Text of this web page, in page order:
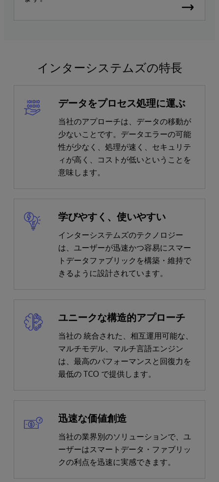
インターシステムズの特長
データをプロセス処理に運ぶ
当社のアプローチは、データの移動が
少ないことです。データエラーの可能
性が少なく、処理が速く、セキュリテ
ィが高く、コストが低いということを
意味します。
学びやすく、使いやすい
インターシステムズのテクノロジー
は、ユーザーが迅速かつ容易にスマー
トデータファブリックを構築・維持で
きるように設計されています。
ユニークな構造的アプローチ
当社の 統合された、相互運用可能な、
マルチモデル、マルチ言語エンジン
は、最高のパフォーマンスと回復力を
最低の TCO で提供します。
迅速な価値創造
当社の業界別のソリューションで、ユ
ーザーはスマートデータ・ファブリッ
クの利点を迅速に実感できます。